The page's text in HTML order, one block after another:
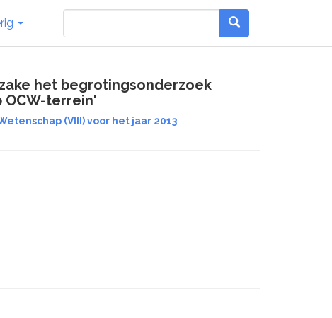
het begrotingsonderzoek
OCW-terrein'
(VIII) voor het jaar 2013